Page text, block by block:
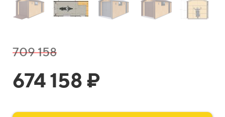
709 158
674 158 ₽